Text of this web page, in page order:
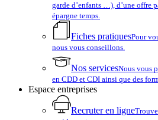
garde d’enfants …), d’une offre
épargne temps.
Fiches pratiquesPour
nous vous conseillons.
Nos servicesNous vous
en CDD et CDI ainsi que des
Espace entreprises
Recruter en ligne